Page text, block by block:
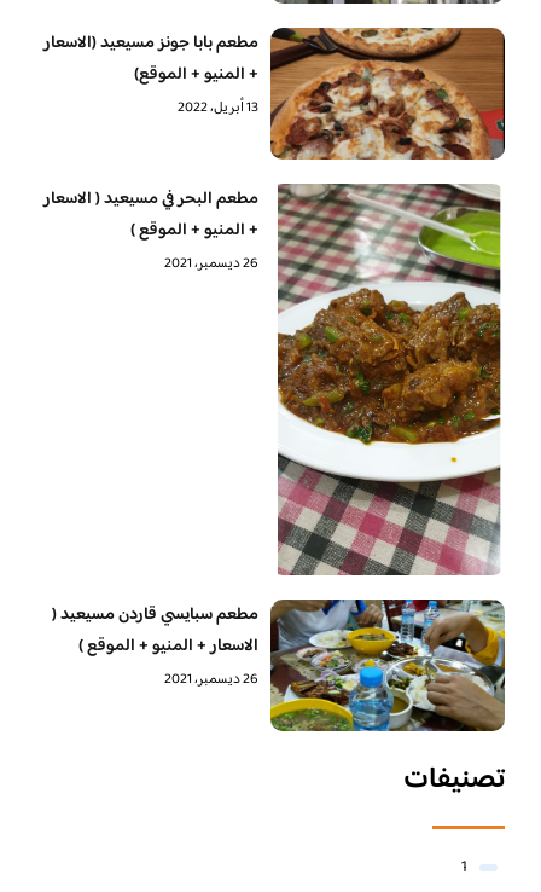
مطعم بابا جونز مسيعيد (الاسعار
+ المنيو + الموقع)
13 أبريل، 2022
مطعم البحر في مسيعيد ( الاسعار
+ المنيو + الموقع )
26 ديسمبر، 2021
مطعم سبايسي قاردن مسيعيد (
الاسعار + المنيو + الموقع )
26 ديسمبر، 2021
تصنيفات
1